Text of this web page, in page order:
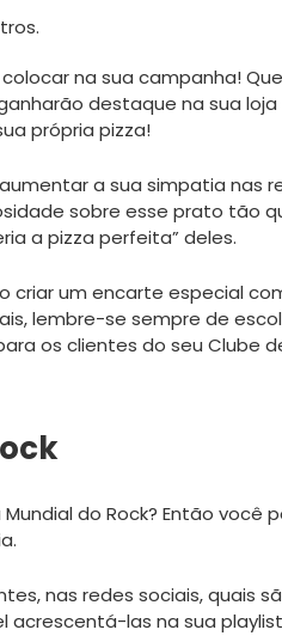
na sua campanha!
destaque na sua
própria pizza!
a sua simpatia nas
sobre esse prato tão
a pizza perfeita” deles.
criar um encarte especial
lembre-se sempre de
os clientes do seu Clube
do Rock? Então você
nas redes sociais, quais
acrescentá-las na sua